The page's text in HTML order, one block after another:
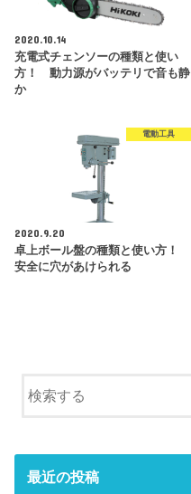
2020.10.14
充電式チェンソーの種類と使い
方！ 動力源がバッテリで音も静
か
電動工具
2020.9.20
卓上ボール盤の種類と使い方！
安全に穴があけられる
最近の投稿